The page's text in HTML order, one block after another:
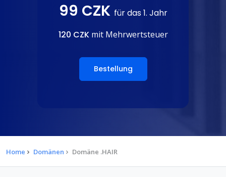
99 CZK für das 1. Jahr
120 CZKmit Mehrwertsteuer
Bestellung
Home Domänen Domäne .HAIR